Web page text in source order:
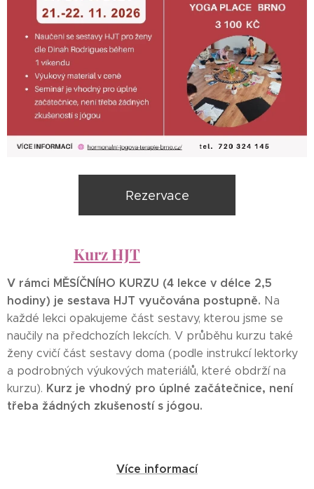
Rezervace
Kurz HJT
V rámci MĚSÍČNÍHO KURZU (4 lekce v délce 2,5
hodiny) je sestava HJT vyučována postupně. Na
každé lekci opakujeme část sestavy, kterou jsme se
naučily na předchozích lekcích. V průběhu kurzu také
ženy cvičí část sestavy doma (podle instrukcí lektorky
a podrobných výukových materiálů, které obdrží na
kurzu). Kurz je vhodný pro úplné začátečnice, není
třeba žádných zkušeností s jógou.
Více informací